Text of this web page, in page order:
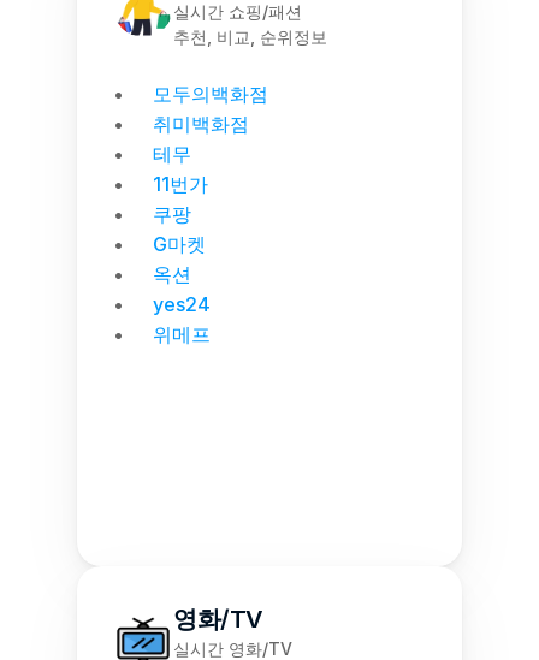
실시간 쇼핑/패션
추천, 비교, 순위정보
모두의백화점
취미백화점
테무
11번가
쿠팡
G마켓
옥션
yes24
위메프
영화/TV
실시간 영화/TV